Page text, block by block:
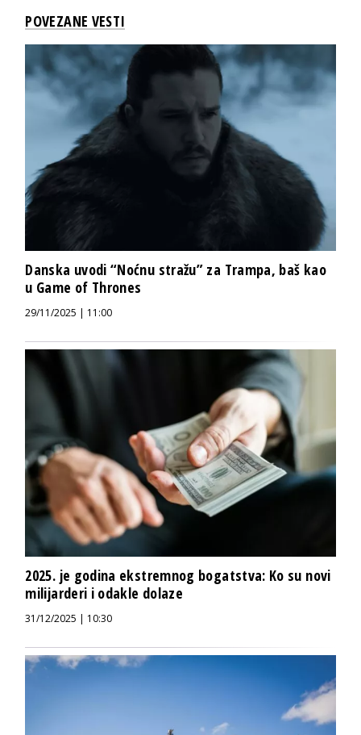
POVEZANE VESTI
Danska uvodi “Noćnu stražu” za Trampa, baš kao
u Game of Thrones
29/11/2025 | 11:00
2025. je godina ekstremnog bogatstva: Ko su novi
milijarderi i odakle dolaze
31/12/2025 | 10:30